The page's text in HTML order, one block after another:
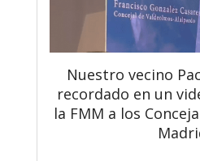
Nuestro vecino
recordado en un
la FMM a los